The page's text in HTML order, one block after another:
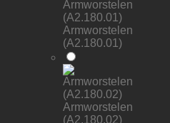
Armworstelen
(A2.180.01)
Armworstelen
(A2.180.02)